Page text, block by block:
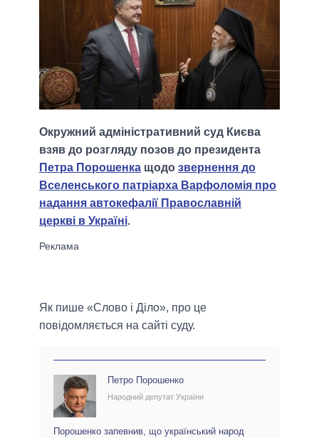
Окружний адміністративний суд Києва
взяв до розгляду позов до президента
Петра Порошенка щодо звернення до
Вселенського патріарха Варфоломія про
надання автокефалії Православній
церкві в Україні.
Як пише «Слово і Діло», про це
повідомляється на сайті суду.
Петро Порошенко
Народний депутат України
Порошенко запевнив, що український народ